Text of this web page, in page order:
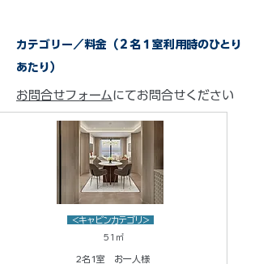
カテゴリー／料金（２名１室利用時のひとり
あたり）
お問合せフォームにてお問合せください
<キャビンカテゴリ>
51㎡
2名1室 お一人様